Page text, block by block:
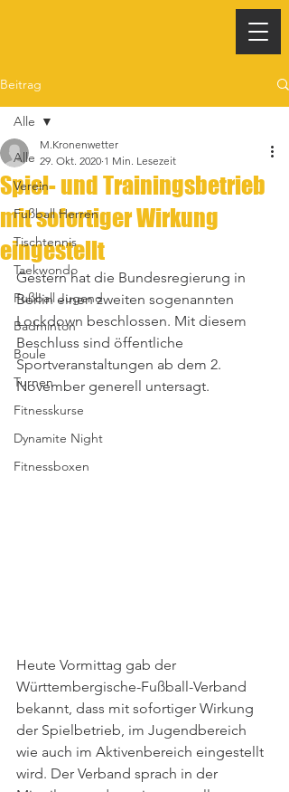
Beitrag
Alle
Verein
Fußball Herren
Tischtennis
Taekwondo
Fußball Jugend
Badminton
Boule
Turnen
Fitnesskurse
Dynamite Night
Fitnessboxen
Alle
Spiel- und Trainingsbetrieb
mit sofortiger Wirkung
eingestellt
M.Kronenwetter
29. Okt. 2020 1 Min. Lesezeit
Gestern hat die Bundesregierung in
Berlin einen zweiten sogenannten
Lockdown beschlossen. Mit diesem
Beschluss sind öffentliche
Sportveranstaltungen ab dem 2.
November generell untersagt.
Heute Vormittag gab der
Württembergische-Fußball-Verband
bekannt, dass mit sofortiger Wirkung
der Spielbetrieb, im Jugendbereich
wie auch im Aktivenbereich eingestellt
wird. Der Verband sprach in der